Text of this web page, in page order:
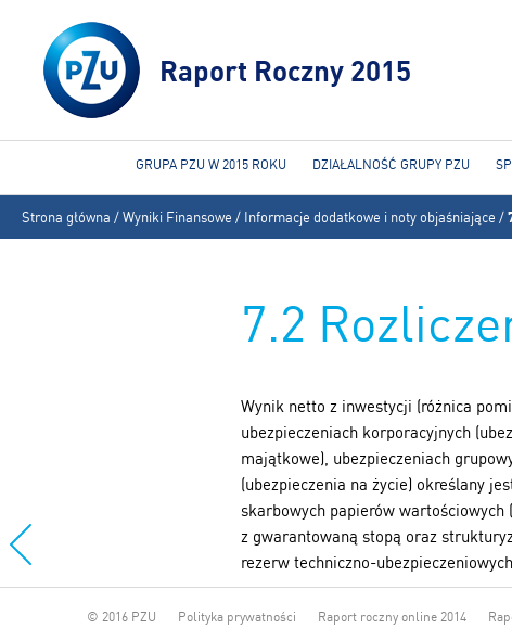
Raport Roczny 2015
Jesteś
tutaj
Strona główna /Wyniki Finansowe / Informacje dodatkowe i noty objaśniające /
7.2
Wynik netto z inwestycji (różnica
ubezpieczeniach korporacyjnych
majątkowe), ubezpieczeniach
(ubezpieczenia na życie) określany
skarbowych papierów wartościowych
z gwarantowaną stopą oraz
rezerw techniczno-
GRUPA PZU W 2015 ROKU DZIAŁALNOŚĆ GRUPY PZU
© 2016 PZU Polityka prywatności Raport roczny online 2014